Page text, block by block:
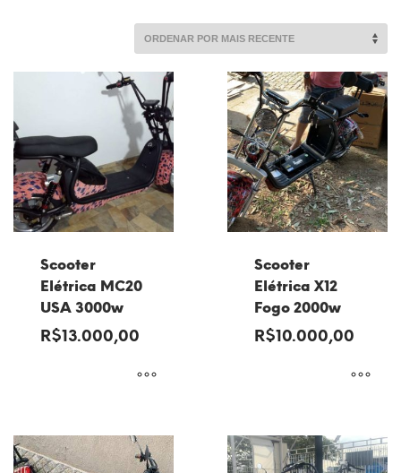
mais
recente
Scooter
Elétrica MC20
USA 3000w
R$13.000,00
Scooter
Elétrica X12
Fogo 2000w
R$10.000,00